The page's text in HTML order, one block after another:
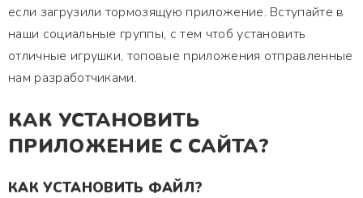
если загрузили тормозящую приложение. Вступайте в
наши социальные группы, с тем чтоб установить
отличные игрушки, топовые приложения отправленные
нам разработчиками.
КАК УСТАНОВИТЬ
ПРИЛОЖЕНИЕ С САЙТА?
КАК УСТАНОВИТЬ ФАЙЛ?